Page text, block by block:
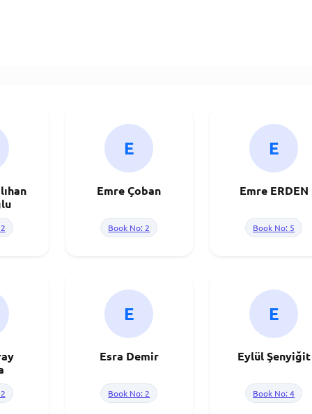
E
Emre Çoban
Book No: 2
E
Emre ERDEN
Book No: 5
E
Esra Demir
Book No: 2
E
Eylül Şenyiğit
Book No: 4